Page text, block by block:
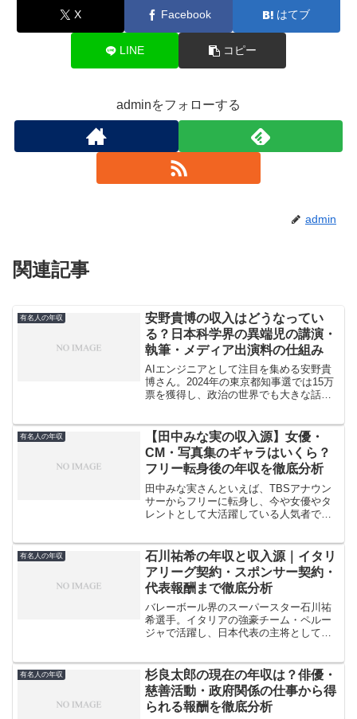
X Facebook はてブ
LINE コピー
adminをフォローする
admin
関連記事
有名人の年収
安野貴博の収入はどうなってい
る？日本科学界の異端児の講演・
執筆・メディア出演料の仕組み
AIエンジニアとして注目を集める安野貴
博さん。2024年の東京都知事選では15万
票を獲得し、政治の世界でも大きな話題
グループを経てAIスタートアップを2社創
業した経歴を...
有名人の年収
【田中みな実の収入源】女優・
CM・写真集のギャラはいくら？
フリー転身後の年収を徹底分析
田中みな実さんといえば、TBSアナウン
サーからフリーに転身し、今や女優やタ
レントとして大活躍している人気者です
のところ、田中みな実さんの2025年の推
定年収は1億500...
有名人の年収
石川祐希の年収と収入源｜イタリ
アリーグ契約・スポンサー契約・
代表報酬まで徹底分析
バレーボール界のスーパースター石川祐
希選手。イタリアの強豪チーム・ペルー
ジャで活躍し、日本代表の主将としても
プレーと甘いマスクで多くのファンを魅
了する石川選手ですが、そ...
有名人の年収
杉良太郎の現在の年収は？俳優・
慈善活動・政府関係の仕事から得
られる報酬を徹底分析